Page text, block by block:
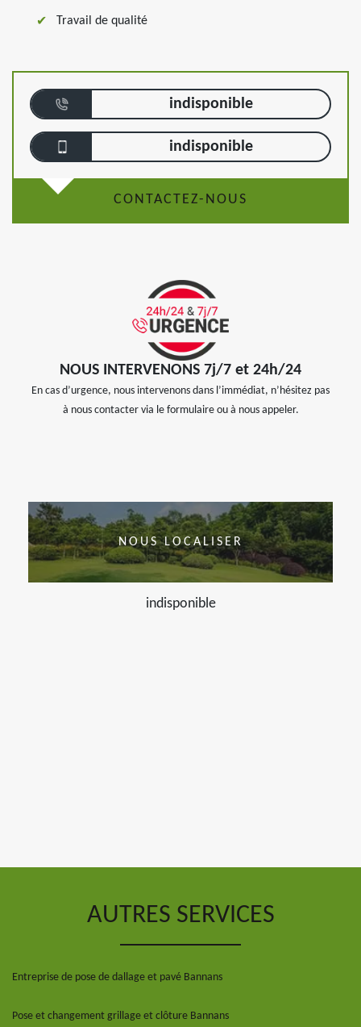
Travail de qualité
indisponible
indisponible
CONTACTEZ-NOUS
NOUS INTERVENONS 7j/7 et 24h/24
En cas d’urgence, nous intervenons dans l’immédiat, n’hésitez pas
à nous contacter via le formulaire ou à nous appeler.
NOUS LOCALISER
indisponible
AUTRES SERVICES
Entreprise de pose de dallage et pavé Bannans
Pose et changement grillage et clôture Bannans